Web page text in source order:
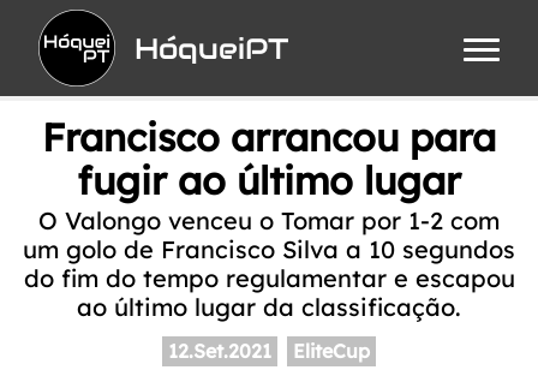
HóqueiPT
Francisco arrancou para
fugir ao último lugar
O Valongo venceu o Tomar por 1-2 com
um golo de Francisco Silva a 10 segundos
do fim do tempo regulamentar e escapou
ao último lugar da classificação.
12.Set.2021 EliteCup